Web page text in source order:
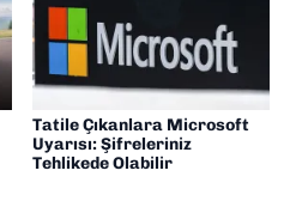
Tatile Çıkanlara Microsoft
Uyarısı: Şifreleriniz
Tehlikede Olabilir